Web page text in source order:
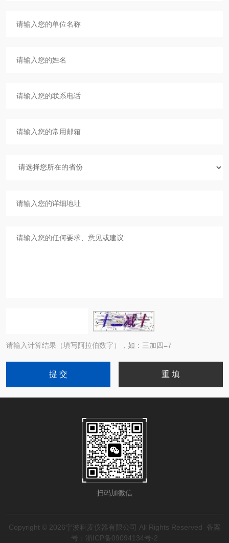
请输入计算结果（填写阿拉伯数字），如：三加四=7
扫码加微信
Copyright © 2026宁波科麦仪器有限公司 All Rights Reserved
备案
号：浙ICP备09094134号-2